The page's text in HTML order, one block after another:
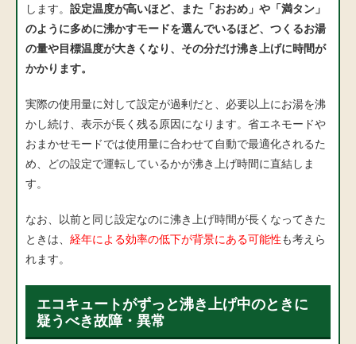
します。 設定温度が高いほど、また「おおめ」や「満タン」
のように多めに沸かすモードを選んでいるほど、つくるお湯
の量や目標温度が大きくなり、その分だけ沸き上げに時間が
かかります。
実際の使用量に対して設定が過剰だと、必要以上にお湯を沸
かし続け、表示が長く残る原因になります。省エネモードや
おまかせモードでは使用量に合わせて自動で最適化されるた
め、どの設定で運転しているかが沸き上げ時間に直結しま
す。
なお、以前と同じ設定なのに沸き上げ時間が長くなってきた
ときは、 経年による効率の低下が背景にある可能性も考えら
れます。
エコキュートがずっと沸き上げ中のときに
疑うべき故障・異常